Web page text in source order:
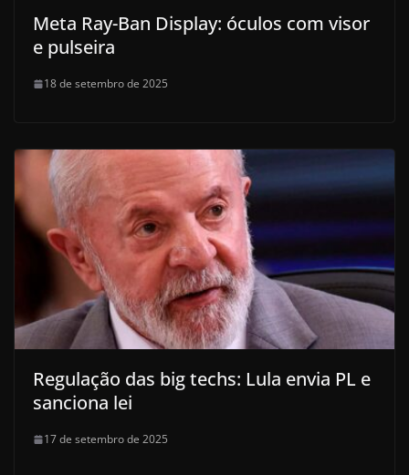
Meta Ray-Ban Display: óculos com visor
e pulseira
18 de setembro de 2025
Regulação das big techs: Lula envia PL e
sanciona lei
17 de setembro de 2025